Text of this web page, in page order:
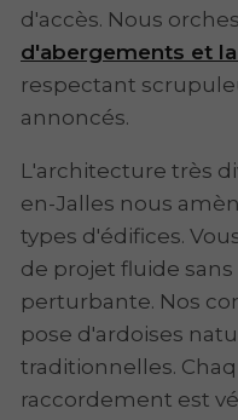
d'accès. Nous
d'abergements et
respectant
annoncés.
L'architecture très
en-Jalles nous
types d'édifices.
de projet fluide
perturbante. Nos
pose d'ardoises
traditionnelles.
raccordement est